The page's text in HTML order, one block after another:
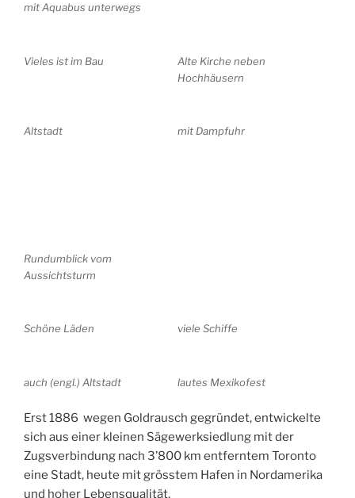
mit Aquabus unterwegs
Vieles ist im Bau
Alte Kirche neben
Hochhäusern
Altstadt mit Dampfuhr
Rundumblick vom
Aussichtsturm
Schöne Läden viele Schiffe
auch (engl.) Altstadt lautes Mexikofest
Erst 1886 wegen Goldrausch gegründet, entwickelte
sich aus einer kleinen Sägewerksiedlung mit der
Zugsverbindung nach 3’800 km entferntem Toronto
eine Stadt, heute mit grösstem Hafen in Nordamerika
und hoher Lebensqualität.